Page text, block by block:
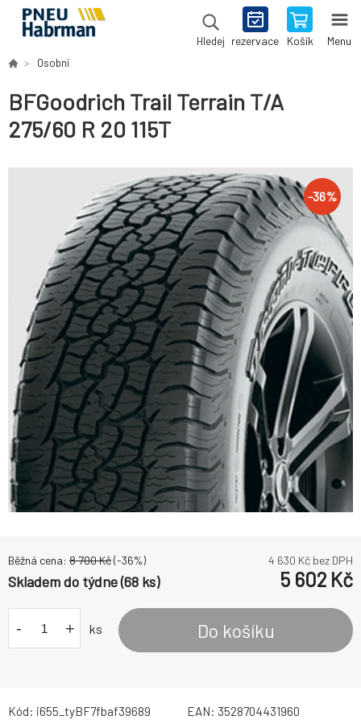
Hledej rezervace Košík Menu
Osobní
BFGoodrich Trail Terrain T/A
275/60 R 20 115T
-36%
Běžná cena: 8 700Kč(-36%) 4 630 Kč bez DPH
Skladem do týdne (68 ks) 5 602 Kč
- + ks Do košíku
Kód: i655_tyBF7fbaf39689 EAN: 3528704431960